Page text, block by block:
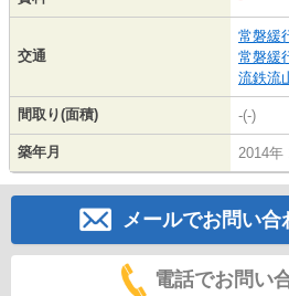
交通
常磐緩
常磐緩
流鉄流
間取り(面積) -(-)
築年月 2014年
メールでお問い合
電話でお問い